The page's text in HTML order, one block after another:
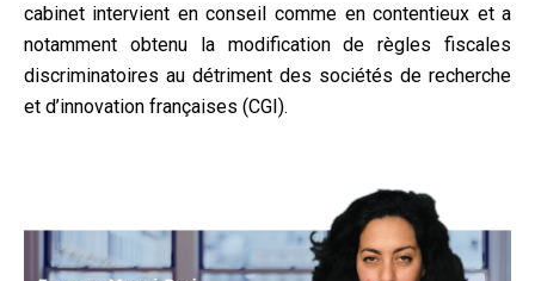
cabinet intervient en conseil comme en contentieux et a
notamment obtenu la modification de règles fiscales
discriminatoires au détriment des sociétés de recherche
et d’innovation françaises (CGI).